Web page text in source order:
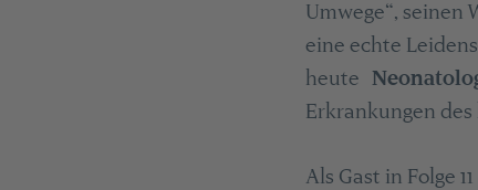
Umwege“, seinen
eine echte
heute
Erkrankungen
Als Gast in Folge